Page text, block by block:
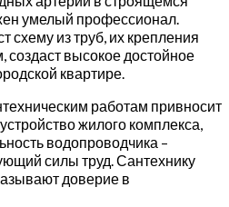
умелый профессионал.
схему из труб, их крепления
создаст высокое достойное
квартире.
работам привносит
жилого комплекса,
водопроводчика –
силы труд. Сантехнику
доверие в